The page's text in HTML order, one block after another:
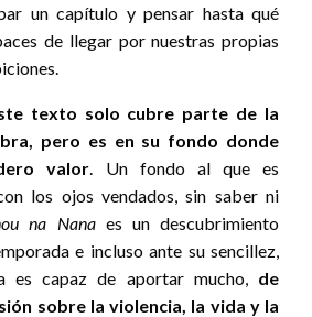
un capítulo y pensar hasta qué
de llegar por nuestras propias
texto solo cubre parte de la
pero es en su fondo donde
valor . Un fondo al que es
los ojos vendados, sin saber ni
na Nanaes un descubrimiento
e incluso ante su sencillez,
es capaz de aportar mucho, de
sobre la violencia, la vida y la